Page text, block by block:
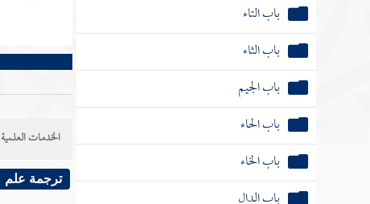
باب الثاء
باب الجيم
باب الحاء
باب الخاء
باب الدال
الخدمات العلمية
ترجمة علم